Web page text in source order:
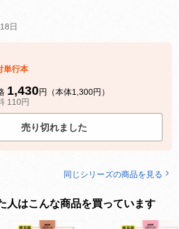
日
単行本
1,430円（本体1,300円）
110円
売り切れました
同じシリーズの商品を見る
人はこんな商品を買っています